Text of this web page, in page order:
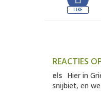
REACTIES
els Hier in
snijbiet, en